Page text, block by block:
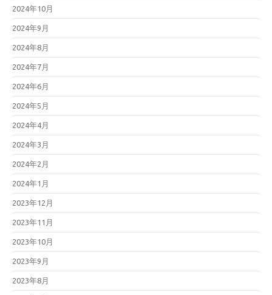
2024年10月
2024年9月
2024年8月
2024年7月
2024年6月
2024年5月
2024年4月
2024年3月
2024年2月
2024年1月
2023年12月
2023年11月
2023年10月
2023年9月
2023年8月